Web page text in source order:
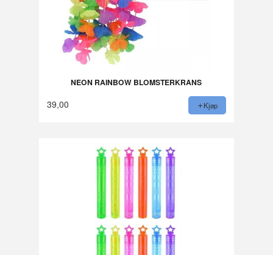
NEON RAINBOW BLOMSTERKRANS
39,00 Kjøp